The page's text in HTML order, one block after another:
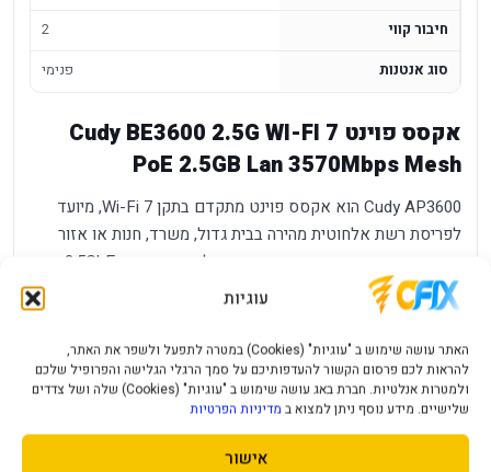
עוגיות
האתר עושה שימוש ב "עוגיות" (Cookies) במטרה לתפעל ולשפר את האתר,
להראות לכם פרסום הקשור להעדפותיכם על סמך הרגלי הגלישה והפרופיל שלכם
ולמטרות אנלטיות. חברת באג עושה שימוש ב "עוגיות" (Cookies) שלה ושל צדדים
שלישיים. מידע נוסף ניתן למצוא ב מדיניות הפרטיות
אישור
חיבור קווי
2
סוג אנטנות
פנימי
אקסס פוינט Cudy BE3600 2.5G WI-FI 7
PoE 2.5GB Lan 3570Mbps Mesh
Cudy AP3600 הוא אקסס פוינט מתקדם בתקן Wi-Fi 7, מיועד
לפריסת רשת אלחוטית מהירה בבית גדול, משרד, חנות או אזור
הזנת PoE ותמיכה ב-Mesh, כך שאפשר להתקין אותו במקום הנכון
לתחום הכיסוי בלי להיות תלויים בשקע חשמל צמוד.
יתרונות מרכזיים
Wi-Fi 7
BE3600
מתאימים ועם ציוד תואם.